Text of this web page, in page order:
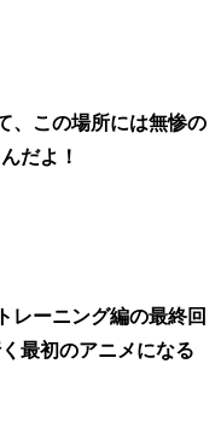
、この場所には無惨の
だよ！
レーニング編の最終回
最初のアニメになる